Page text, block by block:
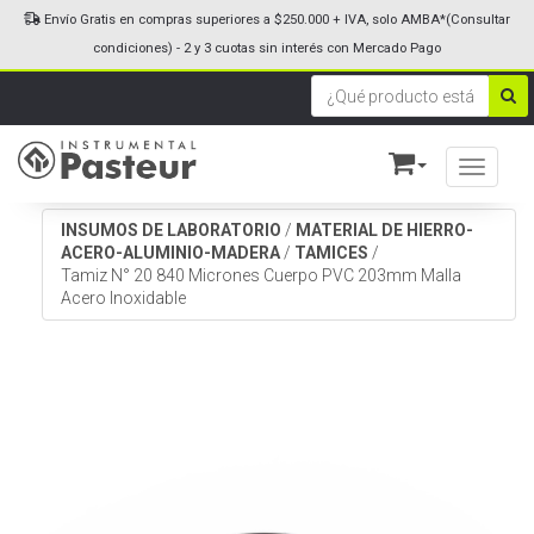
Toggle
Envío Gratis en compras superiores a $250.000 + IVA, solo AMBA*(Consultar
condiciones) - 2 y 3 cuotas sin interés con Mercado Pago
INSUMOS DE LABORATORIO / MATERIAL DE HIERRO-
ACERO-ALUMINIO-MADERA / TAMICES /
Tamiz N° 20 840 Micrones Cuerpo PVC 203mm Malla
Acero Inoxidable